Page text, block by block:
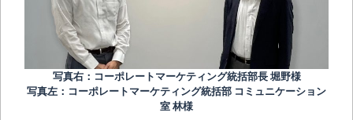
写真右：コーポレートマーケティング統括部長 堀野様
写真左：コーポレートマーケティング統括部 コミュニケーション
室 林様